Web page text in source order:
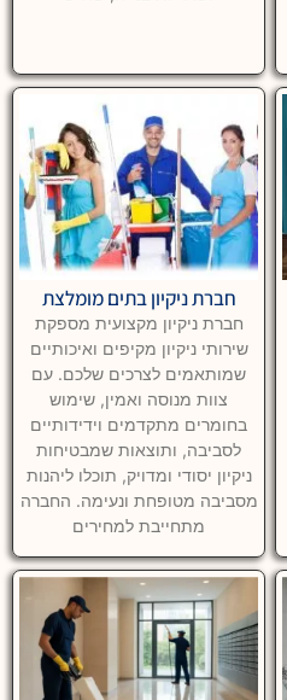
חברת ניקיון בתים מומלצת
חברת ניקיון מקצועית מספקת
שירותי ניקיון מקיפים ואיכותיים
שמותאמים לצרכים שלכם. עם
צוות מנוסה ואמין, שימוש
בחומרים מתקדמים וידידותיים
לסביבה, ותוצאות שמבטיחות
ניקיון יסודי ומדויק, תוכלו ליהנות
מסביבה מטופחת ונעימה. החברה
מתחייבת למחירים